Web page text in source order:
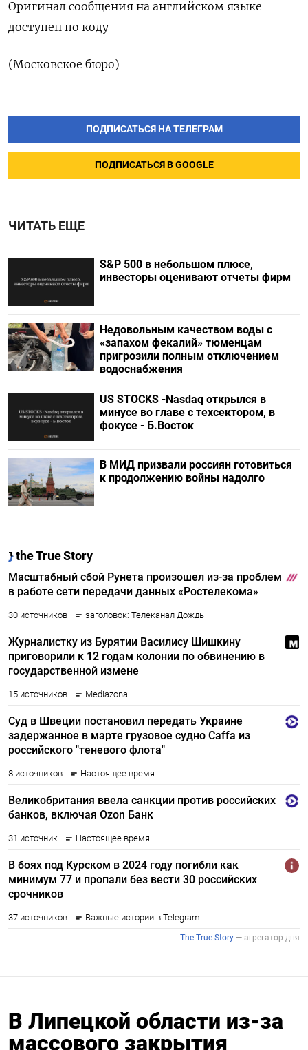
Оригинал ‌сообщения на английском ​языке
доступен по ‌коду
(Московское бюро)
ПОДПИСАТЬСЯ НА ТЕЛЕГРАМ
ПОДПИСАТЬСЯ В GOOGLE
ЧИТАТЬ ЕЩЕ
S&P 500 в небольшом плюсе,
инвесторы оценивают отчеты фирм
Недовольным качеством воды с
«запахом фекалий» тюменцам
пригрозили полным отключением
водоснабжения
US STOCKS -Nasdaq открылся в
минусе во главе с техсектором, в
фокусе - Б.Восток
В МИД призвали россиян готовиться
к продолжению войны надолго
В Липецкой области из-за
массового закрытия